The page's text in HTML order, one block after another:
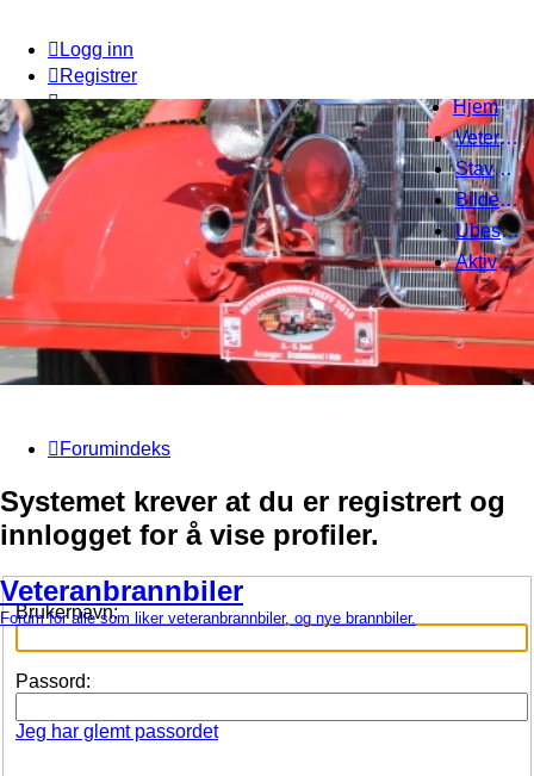
Logg inn
Registrer
Hjem
Veteranbrannbiltreff 2008
Stavanger Brannbilklubb
Bildegalleri
Ubesvarte innlegg
Aktive emner
Veteranbrannbiler
Forum for alle som liker veteranbrannbiler, og nye brannbiler.
Forumindeks
Systemet krever at du er registrert og
innlogget for å vise profiler.
Brukernavn:
Passord:
Jeg har glemt passordet